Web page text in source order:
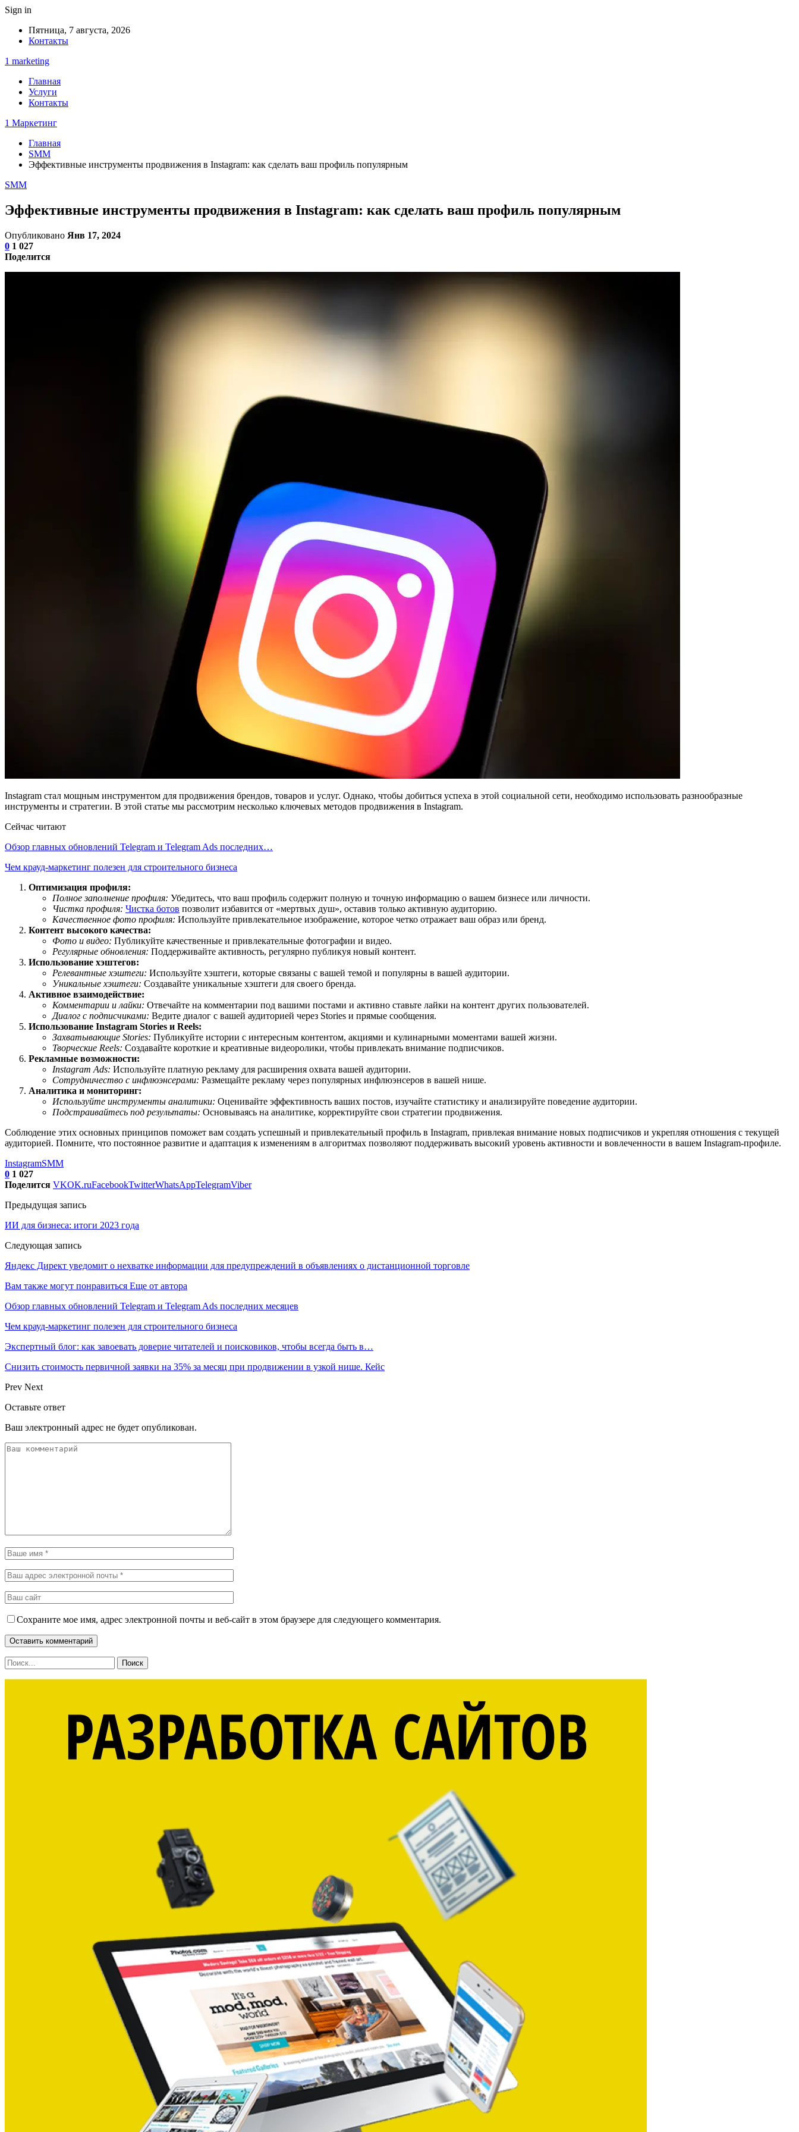
Sign in
Пятница, 7 августа, 2026
Контакты
1 marketing
Главная
Услуги
Контакты
1 Маркетинг
Главная
SMM
Эффективные инструменты продвижения в Instagram: как сделать ваш профиль популярным
SMM
Эффективные инструменты продвижения в Instagram: как сделать ваш профиль популярным
Опубликовано Янв 17, 2024
0 1 027
Поделится
Instagram стал мощным инструментом для продвижения брендов, товаров и услуг. Однако, чтобы добиться успеха в этой социальной сети, необходимо использовать разнообразные
инструменты и стратегии. В этой статье мы рассмотрим несколько ключевых методов продвижения в Instagram.
Сейчас читают
Обзор главных обновлений Telegram и Telegram Ads последних…
Чем крауд-маркетинг полезен для строительного бизнеса
Оптимизация профиля:
Полное заполнение профиля: Убедитесь, что ваш профиль содержит полную и точную информацию о вашем бизнесе или личности.
Чистка профиля: Чистка ботов позволит избавится от «мертвых душ», оставив только активную аудиторию.
Качественное фото профиля: Используйте привлекательное изображение, которое четко отражает ваш образ или бренд.
Контент высокого качества:
Фото и видео: Публикуйте качественные и привлекательные фотографии и видео.
Регулярные обновления: Поддерживайте активность, регулярно публикуя новый контент.
Использование хэштегов:
Релевантные хэштеги: Используйте хэштеги, которые связаны с вашей темой и популярны в вашей аудитории.
Уникальные хэштеги: Создавайте уникальные хэштеги для своего бренда.
Активное взаимодействие:
Комментарии и лайки: Отвечайте на комментарии под вашими постами и активно ставьте лайки на контент других пользователей.
Диалог с подписчиками: Ведите диалог с вашей аудиторией через Stories и прямые сообщения.
Использование Instagram Stories и Reels:
Захватывающие Stories: Публикуйте истории с интересным контентом, акциями и кулинарными моментами вашей жизни.
Творческие Reels: Создавайте короткие и креативные видеоролики, чтобы привлекать внимание подписчиков.
Рекламные возможности:
Instagram Ads: Используйте платную рекламу для расширения охвата вашей аудитории.
Сотрудничество с инфлюэнсерами: Размещайте рекламу через популярных инфлюэнсеров в вашей нише.
Аналитика и мониторинг:
Используйте инструменты аналитики: Оценивайте эффективность ваших постов, изучайте статистику и анализируйте поведение аудитории.
Подстраивайтесь под результаты: Основываясь на аналитике, корректируйте свои стратегии продвижения.
Соблюдение этих основных принципов поможет вам создать успешный и привлекательный профиль в Instagram, привлекая внимание новых подписчиков и укрепляя отношения с текущей
аудиторией. Помните, что постоянное развитие и адаптация к изменениям в алгоритмах позволяют поддерживать высокий уровень активности и вовлеченности в вашем Instagram-профиле.
InstagramSMM
0 1 027
Поделится VKOK.ruFacebookTwitterWhatsAppTelegramViber
Предыдущая запись
ИИ для бизнеса: итоги 2023 года
Следующая запись
Яндекс Директ уведомит о нехватке информации для предупреждений в объявлениях о дистанционной торговле
Вам также могут понравиться Еще от автора
Обзор главных обновлений Telegram и Telegram Ads последних месяцев
Чем крауд-маркетинг полезен для строительного бизнеса
Экспертный блог: как завоевать доверие читателей и поисковиков, чтобы всегда быть в…
Снизить стоимость первичной заявки на 35% за месяц при продвижении в узкой нише. Кейс
Prev Next
Оставьте ответ
Ваш электронный адрес не будет опубликован.
Сохраните мое имя, адрес электронной почты и веб-сайт в этом браузере для следующего комментария.